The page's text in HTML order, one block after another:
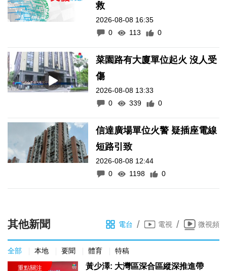
救
2026-08-08 16:35
0
113 0
菜園路有大廈單位起火 沒人受
傷
2026-08-08 13:33
0
339 0
信達廣場單位火警 疑插座電線
短路引致
2026-08-08 12:44
0
1198 0
其他新聞 電台 / 電視 / 微視頻
全部 本地 要聞 體育 特稿
黃少澤: 大灣區深合區縱深推進帶